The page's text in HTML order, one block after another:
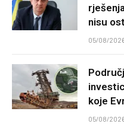
nisu
05/08/
koje
05/08/